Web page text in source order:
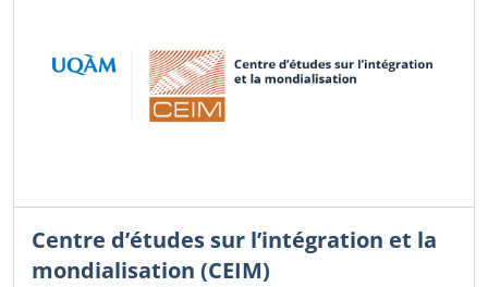
Centre d’études sur l’intégration et la
mondialisation (CEIM)